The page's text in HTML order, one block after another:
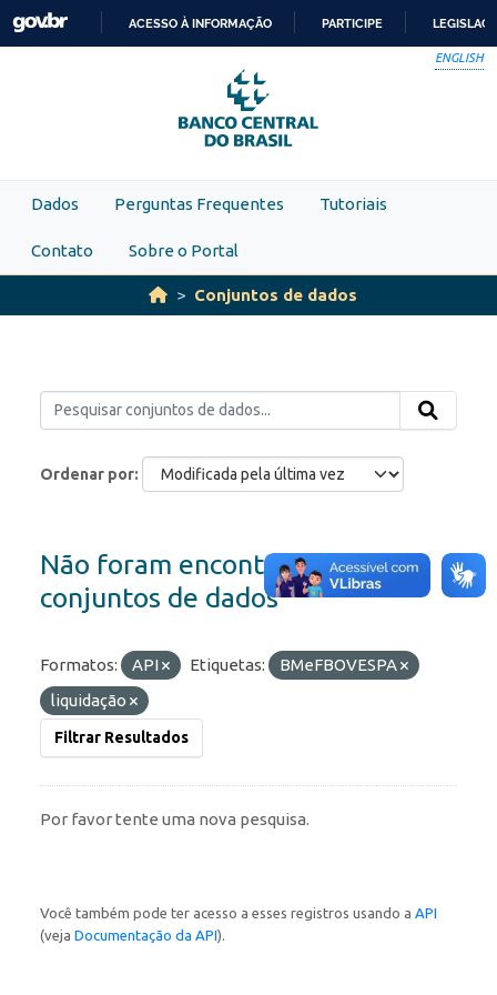
Skip to main content
PARA
O
CONTEÚDO
ACESSO À INFORMAÇÃO PARTICIPE
ENGLISH
Dados Perguntas Frequentes Tutoriais
Contato Sobre o Portal
Conjuntos de dados
Ordenar por
Não foram encontrados
conjuntos de dados
Formatos: API Etiquetas:
BMeFBOVESPA
liquidação
Filtrar Resultados
Por favor tente uma nova pesquisa.
Você também pode ter acesso a esses registros usando a API
(veja Documentação da API).